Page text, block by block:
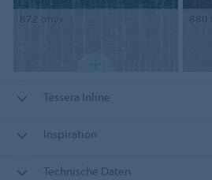
872 onyx 880
Tessera Inline
Inspiration
Technische Daten